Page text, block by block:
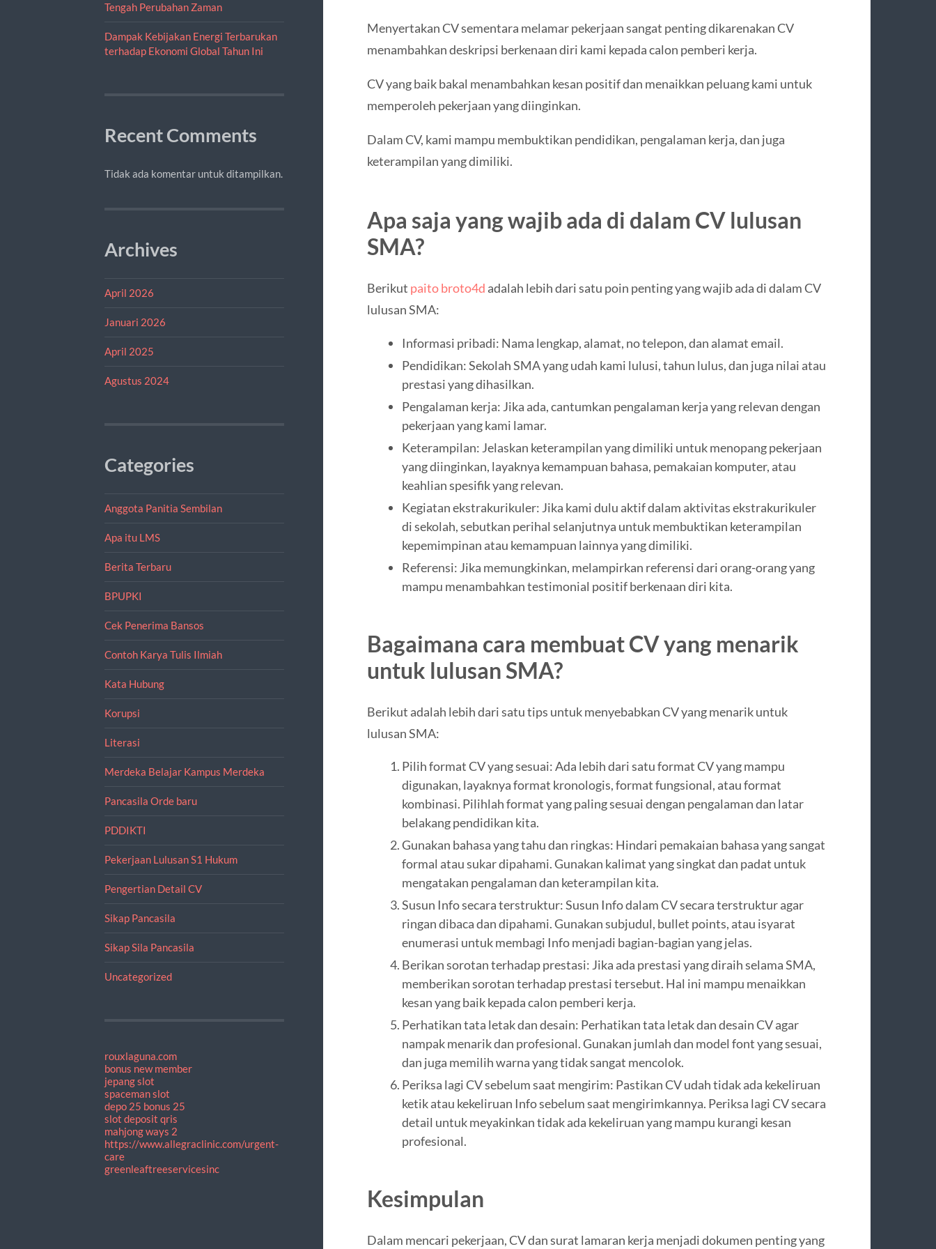
Tengah Perubahan Zaman
Dampak Kebijakan Energi Terbarukan
terhadap Ekonomi Global Tahun Ini
Recent Comments
Tidak ada komentar untuk ditampilkan.
Archives
April 2026
Januari 2026
April 2025
Agustus 2024
Categories
Anggota Panitia Sembilan
Apa itu LMS
Berita Terbaru
BPUPKI
Cek Penerima Bansos
Contoh Karya Tulis Ilmiah
Kata Hubung
Korupsi
Literasi
Merdeka Belajar Kampus Merdeka
Pancasila Orde baru
PDDIKTI
Pekerjaan Lulusan S1 Hukum
Pengertian Detail CV
Sikap Pancasila
Sikap Sila Pancasila
Uncategorized
rouxlaguna.com
bonus new member
jepang slot
spaceman slot
depo 25 bonus 25
slot deposit qris
mahjong ways 2
https://www.allegraclinic.com/urgent-
care
greenleaftreeservicesinc
Menyertakan CV sementara melamar pekerjaan sangat penting dikarenakan CV
menambahkan deskripsi berkenaan diri kami kepada calon pemberi kerja.
CV yang baik bakal menambahkan kesan positif dan menaikkan peluang kami untuk
memperoleh pekerjaan yang diinginkan.
Dalam CV, kami mampu membuktikan pendidikan, pengalaman kerja, dan juga
keterampilan yang dimiliki.
Apa saja yang wajib ada di dalam CV lulusan
SMA?
Berikut paito broto4d adalah lebih dari satu poin penting yang wajib ada di dalam CV
lulusan SMA:
Informasi pribadi: Nama lengkap, alamat, no telepon, dan alamat email.
Pendidikan: Sekolah SMA yang udah kami lulusi, tahun lulus, dan juga nilai atau
prestasi yang dihasilkan.
Pengalaman kerja: Jika ada, cantumkan pengalaman kerja yang relevan dengan
pekerjaan yang kami lamar.
Keterampilan: Jelaskan keterampilan yang dimiliki untuk menopang pekerjaan
yang diinginkan, layaknya kemampuan bahasa, pemakaian komputer, atau
keahlian spesifik yang relevan.
Kegiatan ekstrakurikuler: Jika kami dulu aktif dalam aktivitas ekstrakurikuler
di sekolah, sebutkan perihal selanjutnya untuk membuktikan keterampilan
kepemimpinan atau kemampuan lainnya yang dimiliki.
Referensi: Jika memungkinkan, melampirkan referensi dari orang-orang yang
mampu menambahkan testimonial positif berkenaan diri kita.
Bagaimana cara membuat CV yang menarik
untuk lulusan SMA?
Berikut adalah lebih dari satu tips untuk menyebabkan CV yang menarik untuk
lulusan SMA:
Pilih format CV yang sesuai: Ada lebih dari satu format CV yang mampu
digunakan, layaknya format kronologis, format fungsional, atau format
kombinasi. Pilihlah format yang paling sesuai dengan pengalaman dan latar
belakang pendidikan kita.
Gunakan bahasa yang tahu dan ringkas: Hindari pemakaian bahasa yang sangat
formal atau sukar dipahami. Gunakan kalimat yang singkat dan padat untuk
mengatakan pengalaman dan keterampilan kita.
Susun Info secara terstruktur: Susun Info dalam CV secara terstruktur agar
ringan dibaca dan dipahami. Gunakan subjudul, bullet points, atau isyarat
enumerasi untuk membagi Info menjadi bagian-bagian yang jelas.
Berikan sorotan terhadap prestasi: Jika ada prestasi yang diraih selama SMA,
memberikan sorotan terhadap prestasi tersebut. Hal ini mampu menaikkan
kesan yang baik kepada calon pemberi kerja.
Perhatikan tata letak dan desain: Perhatikan tata letak dan desain CV agar
nampak menarik dan profesional. Gunakan jumlah dan model font yang sesuai,
dan juga memilih warna yang tidak sangat mencolok.
Periksa lagi CV sebelum saat mengirim: Pastikan CV udah tidak ada kekeliruan
ketik atau kekeliruan Info sebelum saat mengirimkannya. Periksa lagi CV secara
detail untuk meyakinkan tidak ada kekeliruan yang mampu kurangi kesan
profesional.
Kesimpulan
Dalam mencari pekerjaan, CV dan surat lamaran kerja menjadi dokumen penting yang